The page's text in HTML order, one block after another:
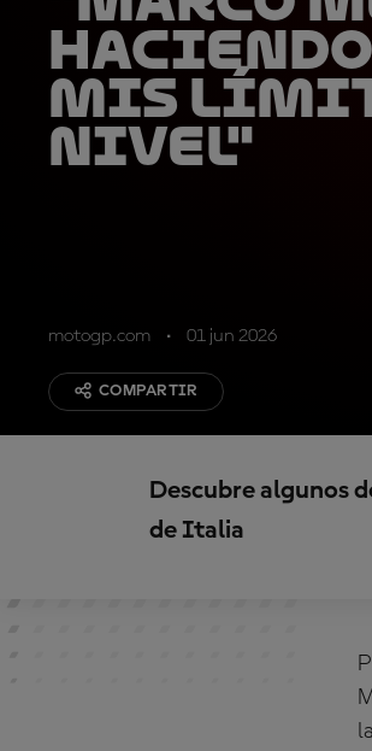
mis
nivel"
motogp.com 01 jun 2026
COMPARTIR
Descubre algunos
de Italia